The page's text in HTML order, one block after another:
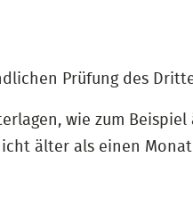
Prüfung des
wie zum
älter als einen